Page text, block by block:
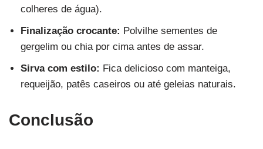
colheres de água).
Finalização crocante: Polvilhe sementes de
gergelim ou chia por cima antes de assar.
Sirva com estilo: Fica delicioso com manteiga,
requeijão, patês caseiros ou até geleias naturais.
Conclusão